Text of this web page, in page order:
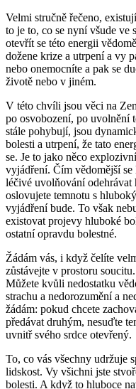
Velmi stručně řečeno,
to je to, co se nyní všude ve
otevřít se této energii
dožene krize a utrpení a vy
nebo onemocníte a pak se
životě nebo v jiném.
V této chvíli jsou věci na
po osvobození, po uvolnění
stále pohybují, jsou
bolesti a utrpení, že tato
se. Je to jako něco
vyjádření. Čím vědomější
léčivé uvolňování
oslovujete temnotu s
vyjádření bude. To však
existovat projevy hluboké
ostatní opravdu bolestné.
Žádám vás, i když čelíte
zůstávejte v prostoru
Můžete kvůli nedostatku
strachu a nedorozumění a
žádám: pokud chcete
předávat druhým, nesuďte
uvnitř svého srdce otevřený.
To, co vás všechny udržuje
lidskost. Vy všichni jste
bolesti. A když to hluboce